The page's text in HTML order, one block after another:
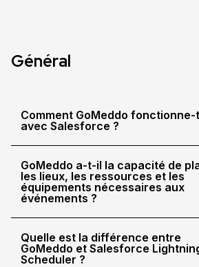
Général
Comment GoMeddo fonctionne-
avec Salesforce ?
GoMeddo a-t-il la capacité de
les lieux, les ressources et les
équipements nécessaires aux
événements ?
Quelle est la différence entre
GoMeddo et Salesforce
Scheduler ?